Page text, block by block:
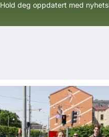
Hold deg oppdatert med